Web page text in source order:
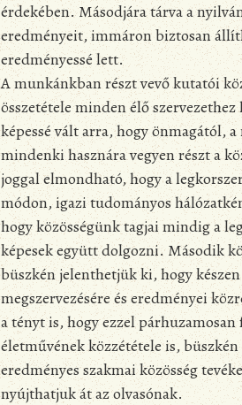
érdekében. Másodjára tárva a
eredményeit, immáron biztosan
eredményessé lett.
A munkánkban részt vevő kutatói
összetétele minden élő
képessé vált arra, hogy önmagától,
mindenki hasznára vegyen részt a
joggal elmondható, hogy a
módon, igazi tudományos
hogy közösségünk tagjai mindig a
képesek együtt dolgozni. Második
büszkén jelenthetjük ki, hogy
megszervezésére és eredményei
a tényt is, hogy ezzel
életművének közzététele is,
eredményes szakmai közösség
nyújthatjuk át az olvasónak.